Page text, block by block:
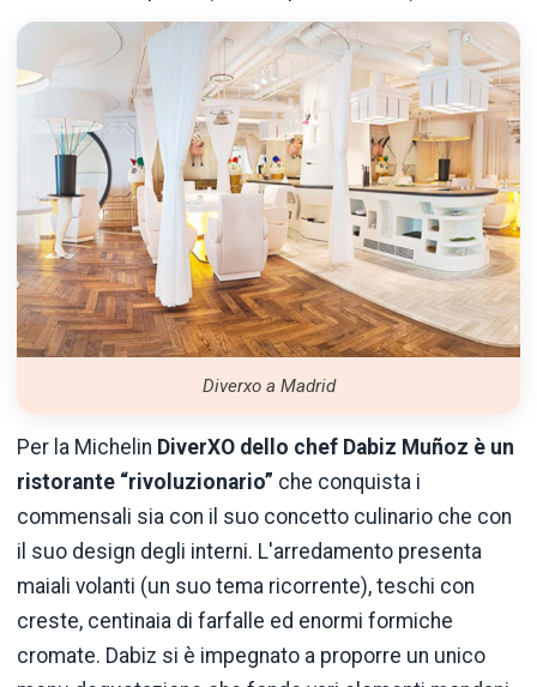
Diverxo a Madrid
Per la Michelin DiverXO dello chef Dabiz Muñoz è un
ristorante “rivoluzionario” che conquista i
commensali sia con il suo concetto culinario che con
il suo design degli interni. L'arredamento presenta
maiali volanti (un suo tema ricorrente), teschi con
creste, centinaia di farfalle ed enormi formiche
cromate. Dabiz si è impegnato a proporre un unico